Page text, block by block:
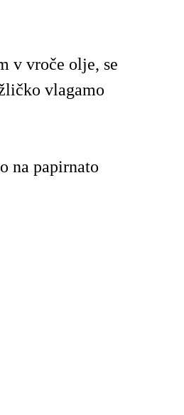
v vroče olje, se
vlagamo
na papirnato